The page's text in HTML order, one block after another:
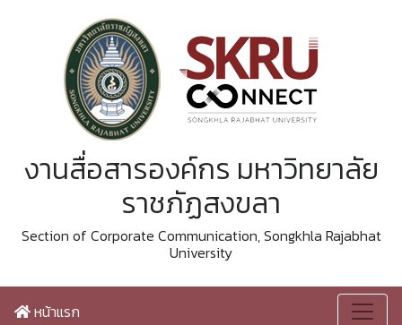
งานสื่อสารองค์กร มหาวิทยาลัย
ราชภัฏสงขลา
Section of Corporate Communication, Songkhla Rajabhat
University
หน้าแรก